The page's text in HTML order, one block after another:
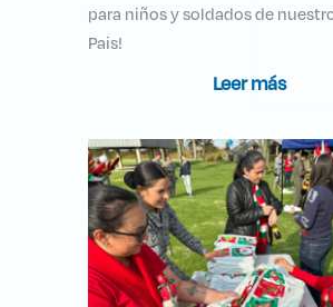
para niños y soldados de
Pais!
Leer más